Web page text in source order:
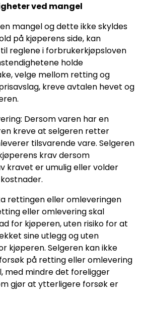
ved mangel
mangel og dette ikke skyldes
på kjøperens side, kan
reglene i forbrukerkjøpsloven
holde
velge mellom retting og
kreve avtalen hevet og
Dersom varen har en
kreve at selgeren retter
tilsvarende vare. Selgeren
krav dersom
kravet er umulig eller volder
rettingen eller omleveringen
eller omlevering skal
for kjøperen, uten risiko for at
sine utlegg og uten
kjøperen. Selgeren kan ikke
på retting eller omlevering
med mindre det foreligger
gjør at ytterligere forsøk er